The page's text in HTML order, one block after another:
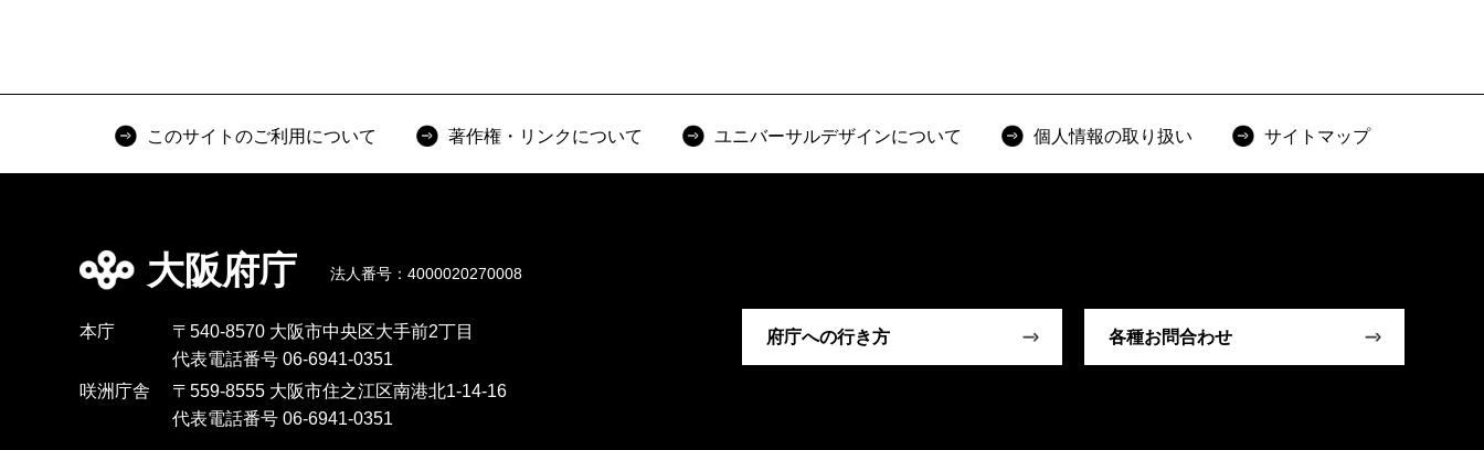
このサイトのご利用について 著作権・リンクについて ユニバーサルデザインについて 個人情報の取り扱い サイトマップ
大阪府庁 法人番号：4000020270008
本庁
〒540-8570 大阪市中央区大手前2丁目
代表電話番号 06-6941-0351
咲洲庁舎
〒559-8555 大阪市住之江区南港北1-14-16
代表電話番号 06-6941-0351
府庁への行き方 各種お問合わせ